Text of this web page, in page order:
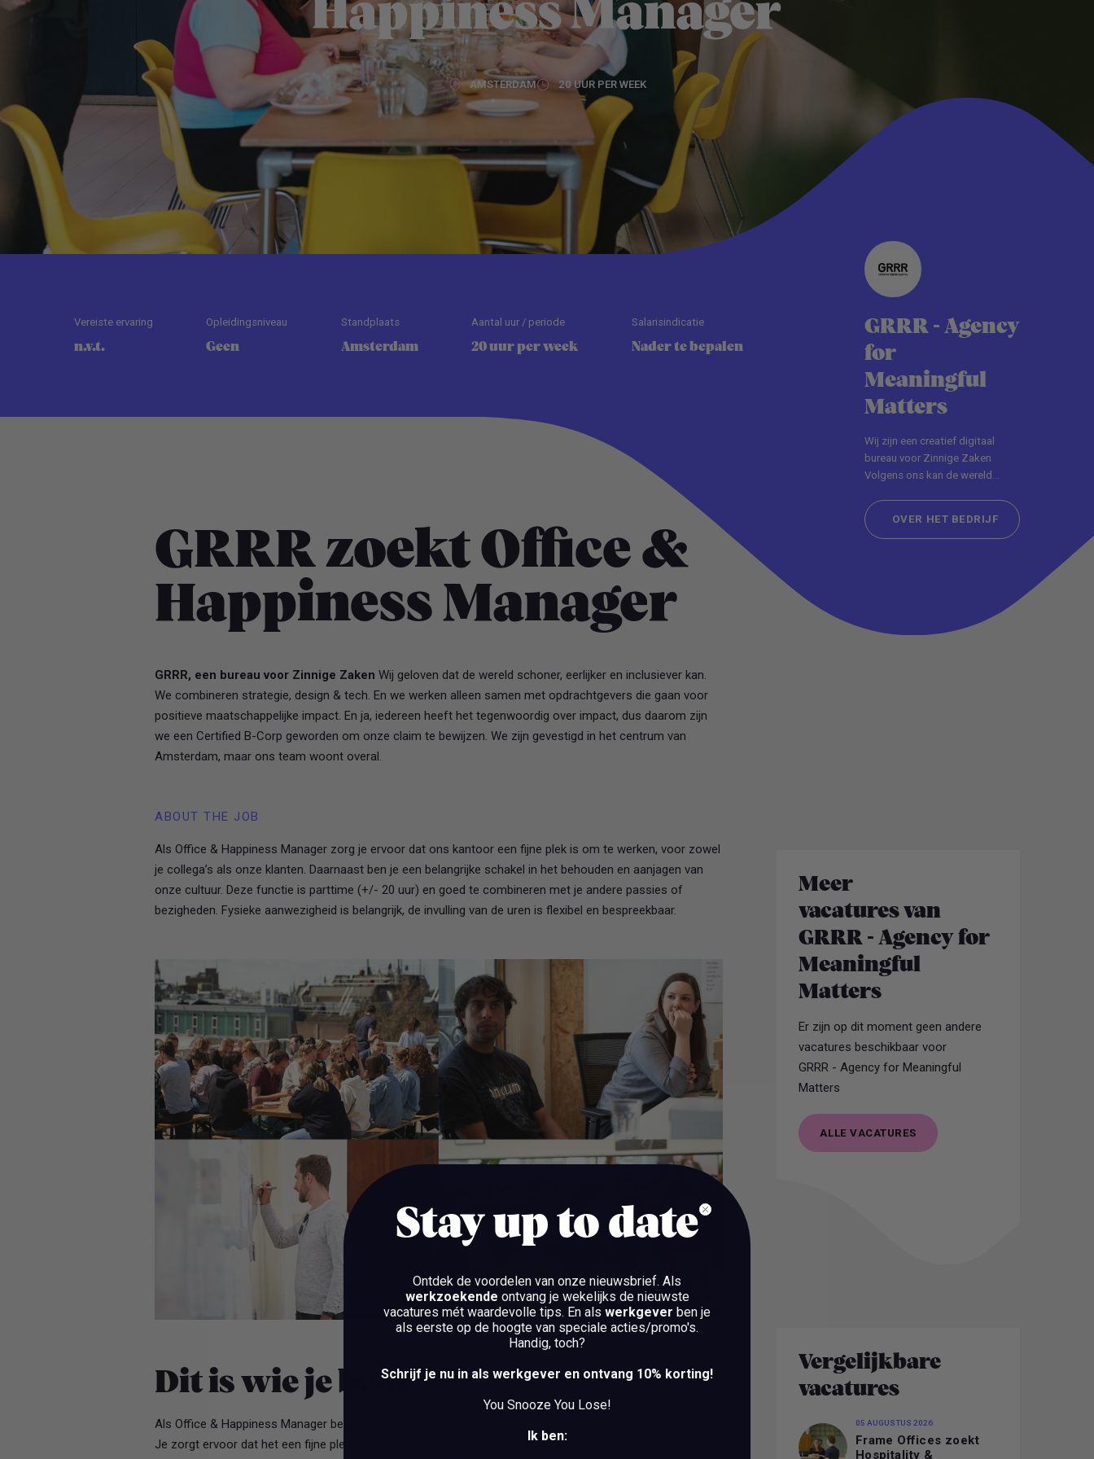
Happiness Manager
AMSTERDAM 20 UUR PER WEEK
Vereiste ervaring
n.v.t.
Opleidingsniveau
Geen
Standplaats
Amsterdam
Aantal uur / periode
20 uur per week
Salarisindicatie
Nader te bepalen
GRRR - Agency
for
Meaningful
Matters
Wij zijn een creatief digitaal
bureau voor Zinnige Zaken
Volgens ons kan de wereld
OVER HET BEDRIJF
GRRR zoekt Office &
Happiness Manager
GRRR, een bureau voor Zinnige Zaken Wij geloven dat de wereld schoner, eerlijker en inclusiever kan.
We combineren strategie, design & tech. En we werken alleen samen met opdrachtgevers die gaan voor
positieve maatschappelijke impact. En ja, iedereen heeft het tegenwoordig over impact, dus daarom zijn
we een Certified B-Corp geworden om onze claim te bewijzen. We zijn gevestigd in het centrum van
Amsterdam, maar ons team woont overal.
ABOUT THE JOB
Als Office & Happiness Manager zorg je ervoor dat ons kantoor een fijne plek is om te werken, voor zowel
je collega’s als onze klanten. Daarnaast ben je een belangrijke schakel in het behouden en aanjagen van
onze cultuur. Deze functie is parttime (+/- 20 uur) en goed te combineren met je andere passies of
bezigheden. Fysieke aanwezigheid is belangrijk, de invulling van de uren is flexibel en bespreekbaar.
Dit is wie je bent
Als Office & Happiness Manager ben je de baas van ons kantoor (en, niet onbelangrijk, de voorraadkast).
Je zorgt ervoor dat het een fijne plek is om te werken, voor zowel je collega’s als hun klanten. De
Meer
vacatures van
GRRR - Agency for
Meaningful
Matters
Er zijn op dit moment geen andere
vacatures beschikbaar voor
GRRR - Agency for Meaningful
Matters
ALLE VACATURES
Vergelijkbare
vacatures
05 AUGUSTUS 2026
Frame Offices zoekt
Hospitality &
Stay up to date
Ontdek de voordelen van onze nieuwsbrief. Als
werkzoekende ontvang je wekelijks de nieuwste
vacatures mét waardevolle tips. En als werkgever ben je
als eerste op de hoogte van speciale acties/promo's.
Handig, toch?
Schrijf je nu in als werkgever en ontvang 10% korting!
You Snooze You Lose!
Ik ben: